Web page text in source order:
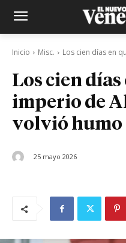
Inicio Misc. Los cien días en
Los cien días
imperio de
volvió humo
25 mayo 2026